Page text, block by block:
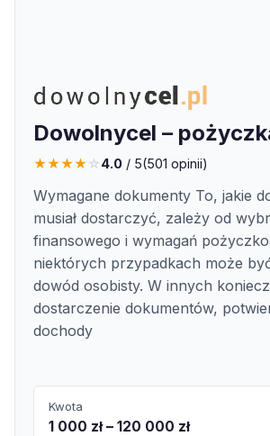
Dowolnycel –
★★★★☆4.0 / 5(501 opinii)
Wymagane dokumenty To, jakie
musiał dostarczyć, zależy od
finansowego i wymagań
niektórych przypadkach może
dowód osobisty. W innych
dostarczenie dokumentów,
dochody
Kwota
1 000 zł – 120 000 zł